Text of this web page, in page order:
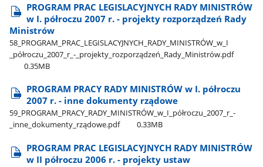
PROGRAM PRAC LEGISLACYJNYCH RADY MINISTRÓW
w I. półroczu 2007 r. - projekty rozporządzeń Rady
Ministrów
58​_PROGRAM​_PRAC​_LEGISLACYJNYCH​_RADY​_MINISTRÓW​_w​_I​
_półroczu​_2007​_r​_-​_projekty​_rozporządzeń​_Rady​_Ministrów.pdf
0.35MB
PROGRAM PRACY RADY MINISTRÓW w I. półroczu
2007 r. - inne dokumenty rządowe
59​_PROGRAM​_PRACY​_RADY​_MINISTRÓW​_w​_I​_półroczu​_2007​_r​_-​
_inne​_dokumenty​_rządowe.pdf
0.33MB
PROGRAM PRAC LEGISLACYJNYCH RADY MINISTRÓW
w II półroczu 2006 r. - projekty ustaw